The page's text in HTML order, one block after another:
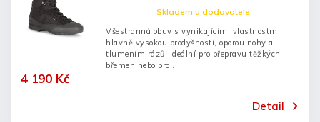
Skladem u dodavatele
4 190 Kč
Detail
Všestranná obuv s vynikajícími vlastnostmi,
hlavně vysokou prodyšností, oporou nohy a
tlumením rázů. Ideální pro přepravu těžkých
břemen nebo pro...